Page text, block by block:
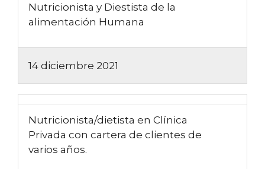
Nutricionista y Diestista de la
alimentación Humana
14 diciembre 2021
Nutricionista/dietista en Clínica
Privada con cartera de clientes de
varios años.